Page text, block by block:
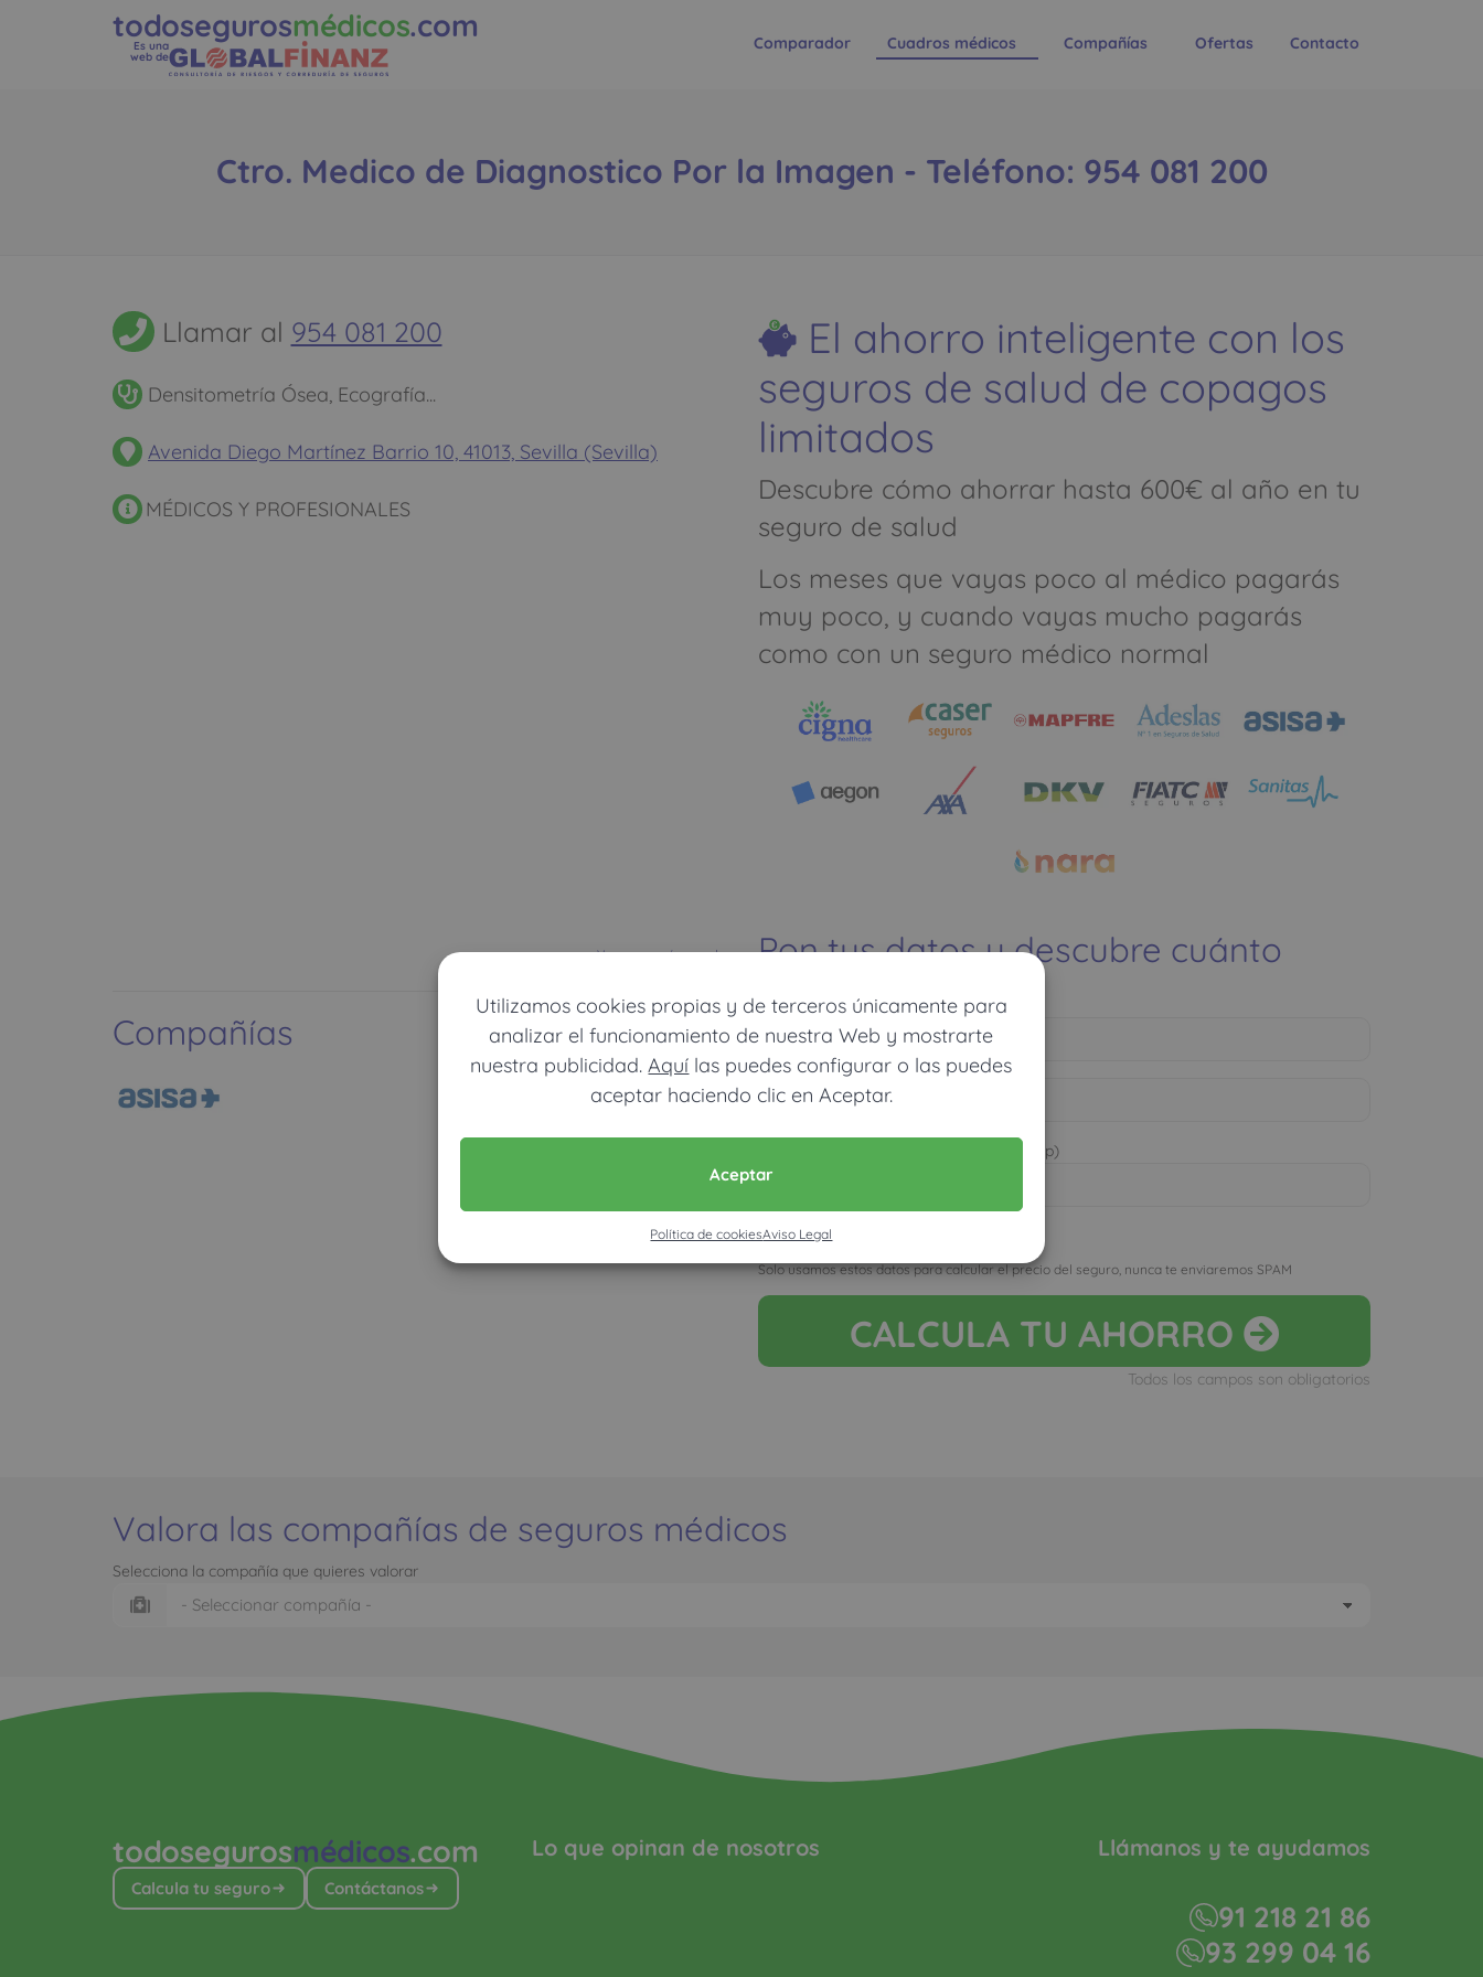
Utilizamos cookies propias y de terceros únicamente para
analizar el funcionamiento de nuestra Web y mostrarte
nuestra publicidad.Aquí las puedes configurar o las puedes
aceptar haciendo clic en Aceptar.
Aceptar
Política de cookiesAviso Legal
todosegurosmédicos.com
Es una
web de
Comparador Cuadros médicos Compañías Ofertas Contacto
Ctro. Medico de Diagnostico Por la Imagen - Teléfono: 954 081 200
Llamar al 954 081 200
Densitometría Ósea, Ecografía...
Avenida Diego Martínez Barrio 10, 41013, Sevilla (Sevilla)
MÉDICOS Y PROFESIONALES
Ver mapa más grande
Compañías
El ahorro inteligente con los
seguros de salud de copagos
limitados
Descubre cómo ahorrar hasta 600€ al año en tu
seguro de salud
Los meses que vayas poco al médico pagarás
muy poco, y cuando vayas mucho pagarás
como con un seguro médico normal
Pon tus datos y descubre cuánto
dinero ahorrarías
Móvil (Enviamos resultados vía WhatsApp)
Acepto la nota legal y RGPD
Solo usamos estos datos para calcular el precio del seguro, nunca te enviaremos SPAM
CALCULA TU AHORRO
Todos los campos son obligatorios
Valora las compañías de seguros médicos
Selecciona la compañía que quieres valorar
todosegurosmédicos.com
Calcula tu seguro Contáctanos
Lo que opinan de nosotros Llámanos y te ayudamos
91 218 21 86
93 299 04 16